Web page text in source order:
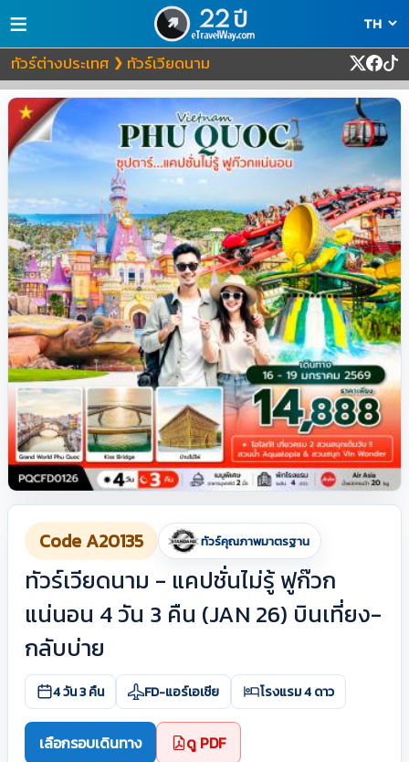
≡
ทัวร์ต่างประเทศ ❯ ทัวร์เวียดนาม
Code A20135 ทัวร์คุณภาพมาตรฐาน
ทัวร์เวียดนาม - แคปชั่นไม่รู้ ฟูก๊วก
แน่นอน 4 วัน 3 คืน (JAN 26) บินเที่ยง-
กลับบ่าย
4 วัน 3 คืน FD-แอร์เอเชีย โรงแรม 4 ดาว
เลือกรอบเดินทาง ดู PDF